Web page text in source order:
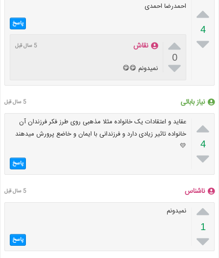

4

احمدرضا احمدی
پاسخ

0

نقاش 5 سال قبل
نمیدونم 😋😋
نیاز بابائی 5 سال قبل

4

عقاید و اعتقادات یک خانواده مثلا مذهبی روی طرز فکر فرزندان آن
خانواده تاثیر زیادی دارد و فرزندانی با ایمان و خاضع پرورش میدهند
💛
پاسخ
ناشناس 5 سال قبل

1

نمیدونم
پاسخ